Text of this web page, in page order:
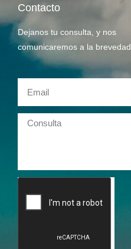
Contacto
Dejanos tu consulta, y nos
comunicaremos a la brevedad.